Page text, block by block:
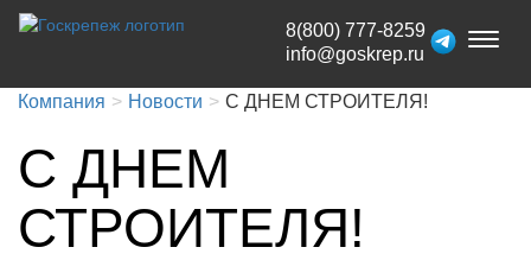
Toggle
8(800) 777-8259
info@goskrep.ru
Компания Новости С ДНЕМ СТРОИТЕЛЯ!
С ДНЕМ
СТРОИТЕЛЯ!